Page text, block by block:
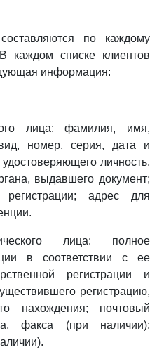
по каждому
каждом списке клиентов
информация:
лица: фамилия, имя,
номер, серия, дата и
личность,
выдавшего документ;
адрес для
лица: полное
в соответствии с ее
регистрации и
регистрацию,
нахождения; почтовый
факса (при наличии);